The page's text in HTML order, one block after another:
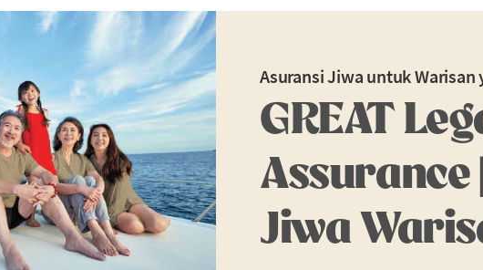
Asuransi Jiwa untuk Warisan
GREAT
Assurance
Jiwa